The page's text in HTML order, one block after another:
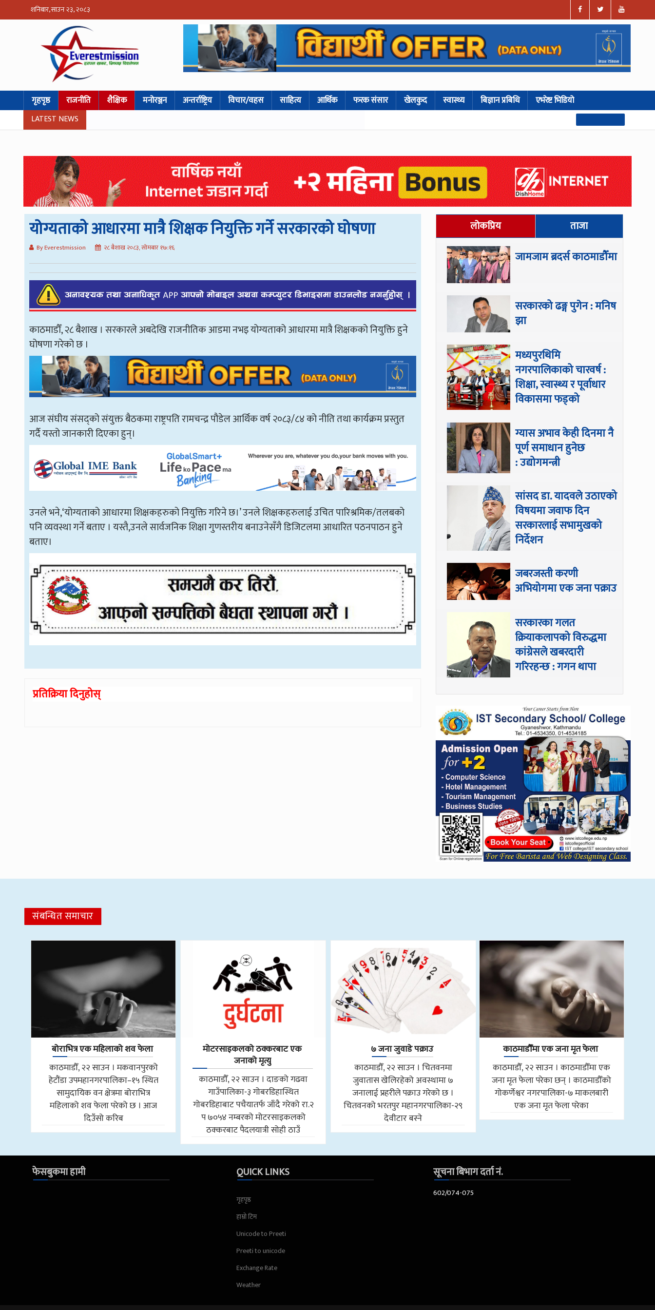
शनिबार, साउन २३, २०८३
गृहपृष्ठ राजनीति शैक्षिक मनोरञ्जन अन्तर्राष्ट्रिय विचार/वहस साहित्य आर्थिक फरक संसार खेलकुद स्वास्थ्य बिज्ञान प्रबिधि एभरेष्ट भिडियो
LATEST NEWS
योग्यताकाे आधारमा मात्रै शिक्षक नियुक्ति गर्ने सरकारको घोषणा
By Everestmission २८ बैशाख २०८३, सोमबार १७:१६
काठमाडौँ, २८ बैशाख । सरकारले अबदेखि राजनीतिक आडमा नभइ योग्यताको आधारमा मात्रै शिक्षकको नियुक्ति हुने
घोषणा गरेको छ ।
आज संघीय संसद्को संयुक्त बैठकमा राष्ट्रपति रामचन्द्र पौडेल आर्थिक वर्ष २०८३/८४ को नीति तथा कार्यक्रम प्रस्तुत
गर्दै यस्तो जानकारी दिएका हुन्।
उनले भने,‘योग्यताको आधारमा शिक्षकहरुको नियुक्ति गरिने छ।’ उनले शिक्षकहरुलाई उचित पारिश्रमिक/तलबको
पनि व्यवस्था गर्ने बताए । यस्तै,उनले सार्वजनिक शिक्षा गुणस्तरीय बनाउनेसँगै डिजिटलमा आधारित पठनपाठन हुने
बताए।
प्रतिक्रिया दिनुहोस्
लोकप्रिय ताजा
जामजाम ब्रदर्स काठमाडौँमा
सरकारको ढङ्ग पुगेन : मनिष
झा
मध्यपुरथिमि
नगरपालिकाको चारवर्ष :
शिक्षा, स्वास्थ्य र पूर्वाधार
विकासमा फड्को
ग्यास अभाव केही दिनमा नै
पूर्ण समाधान हुनेछ
: उद्योगमन्त्री
सांसद डा‍‍. यादवले उठाएको
विषयमा जवाफ दिन
सरकारलाई सभामुखको
निर्देशन
जबरजस्ती करणी
अभियोगमा एक जना पक्राउ
सरकारका गलत
क्रियाकलापको विरुद्धमा
कांग्रेसले खबरदारी
गरिरहन्छ : गगन थापा
संबन्धित समाचार
बोराभित्र एक महिलाको शव फेला
काठमाडौँ, २२ साउन । मकवानपुरको
हेटौंडा उपमहानगरपालिका–१५ स्थित
सामुदायिक वन क्षेत्रमा बोराभित्र
महिलाको शव फेला परेको छ । आज
दिउँसो करिब
मोटरसाइकलको ठक्करबाट एक
जनाको मृत्यु
काठमाडौँ, २२ साउन । दाङको गढवा
गाउँपालिका-३ गोबरडिहास्थित
गोबरडिहाबाट पचैयातर्फ जाँदै गरेको रा.२
प ७०५४ नम्बरको मोटरसाइकलको
ठक्करबाट पैदलयात्री सोही ठाउँ
७ जना जुवाडे पक्राउ
काठमाडौँ, २२ साउन । चितवनमा
जुवातास खेलिरहेको अवस्थामा ७
जनालाई प्रहरीले पक्राउ गरेको छ ।
चितवनको भरतपुर महानगरपालिका-२९
देवीटार बस्ने
काठमाडौँमा एक जना मृत फेला
काठमाडौँ, २२ साउन । काठमाडौँमा एक
जना मृत फेला परेका छन् । काठमाडौँको
गोकर्णेश्वर नगरपालिका-७ माकलबारी
एक जना मृत फेला परेका
फेसबुकमा हामी QUICK LINKS
गृहपृष्ठ
हाम्रो टिम
Unicode to Preeti
Preeti to unicode
Exchange Rate
Weather
सूचना बिभाग दर्ता नं.
602/074-075